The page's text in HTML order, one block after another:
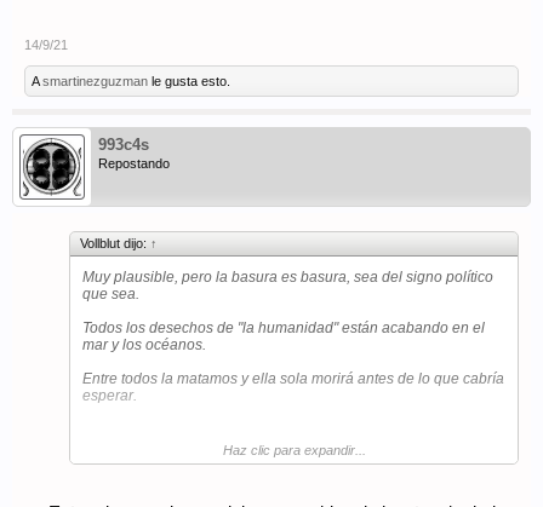
14/9/21
Asmartinezguzman le gusta esto.
993c4s
Repostando
Vollblut dijo: ↑
Muy plausible, pero la basura es basura, sea del signo político
que sea.
Todos los desechos de "la humanidad" están acabando en el
mar y los océanos.
Entre todos la matamos y ella sola morirá antes de lo que cabría
esperar.
https://www.wwf.org.au/news/blogs/plastic-waste-and-climate-
Haz clic para expandir...